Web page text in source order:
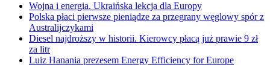
Wojna i energia. Ukraińska lekcja dla Europy
Polska płaci pierwsze pieniądze za przegrany węglowy spór z
Australijczykami
Diesel najdroższy w historii. Kierowcy płacą już prawie 9 zł
za litr
Luiz Hanania prezesem Energy Efficiency for Europe